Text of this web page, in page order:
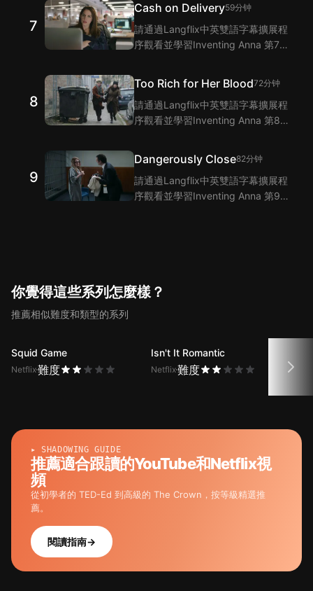
臺詞的翻譯。
7
Cash on Delivery59分钟
請通過Langflix中英雙語字幕擴展程
序觀看並學習Inventing Anna 第7集
臺詞的翻譯。
8
Too Rich for Her Blood72分钟
請通過Langflix中英雙語字幕擴展程
序觀看並學習Inventing Anna 第8集
臺詞的翻譯。
9
Dangerously Close82分钟
請通過Langflix中英雙語字幕擴展程
序觀看並學習Inventing Anna 第9集
你覺得這些系列怎麼樣？
推薦相似難度和類型的系列
Squid Game
Netflix難度
Isn't It Romantic
Netflix難度
▸ SHADOWING GUIDE
推薦適合跟讀的YouTube和Netflix視
頻
從初學者的 TED-Ed 到高級的 The Crown，按等級精選推
薦。
閱讀指南→